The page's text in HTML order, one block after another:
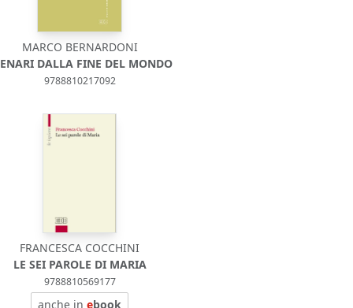
MARCO BERNARDONI
DALLA FINE DEL MONDO
9788810217092
FRANCESCA COCCHINI
LE SEI PAROLE DI MARIA
9788810569177
anche inebook